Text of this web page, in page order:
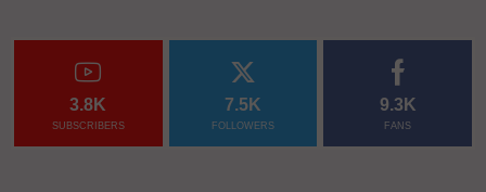
9.3K
FANS
7.5K
FOLLOWERS
3.8K
SUBSCRIBERS